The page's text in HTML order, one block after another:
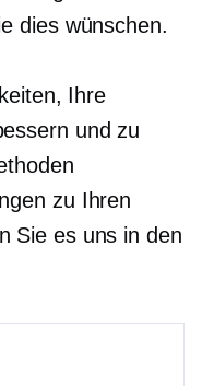
dies wünschen.
Ihre
und zu
zu Ihren
Sie es uns in den